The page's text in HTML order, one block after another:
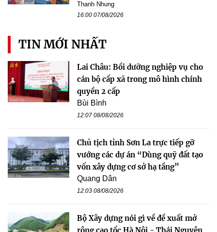
Thanh Nhung
16:00 07/08/2026
TIN MỚI NHẤT
Lai Châu: Bồi dưỡng nghiệp vụ cho
cán bộ cấp xã trong mô hình chính
quyền 2 cấp
Bùi Bình
12:07 08/08/2026
Chủ tịch tỉnh Sơn La trực tiếp gỡ
vướng các dự án “Dùng quỹ đất tạo
vốn xây dựng cơ sở hạ tầng”
Quang Dân
12:03 08/08/2026
Bộ Xây dựng nói gì về đề xuất mở